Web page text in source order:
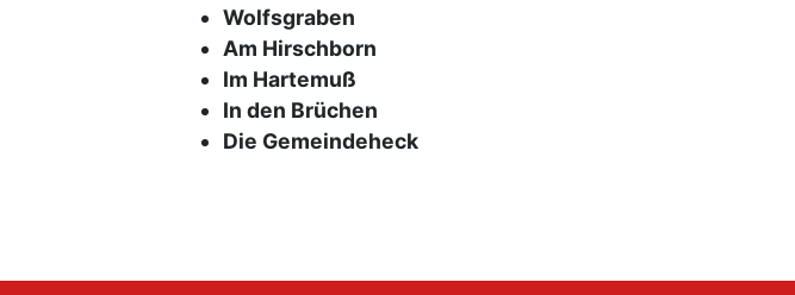
Wolfsgraben
Am Hirschborn
Im Hartemuß
In den Brüchen
Die Gemeindeheck